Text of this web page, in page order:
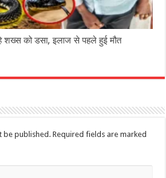
को डसा, इलाज से पहले हुई मौत
be published. Required fields are marked